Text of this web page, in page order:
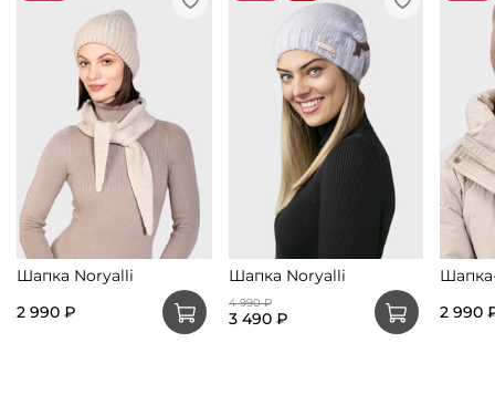
Шапка Noryalli
2 990 ₽
Шапка Noryalli
4 990 ₽
3 490 ₽
2 990